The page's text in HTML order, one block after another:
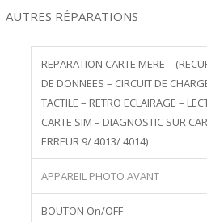
AUTRES RÉPARATIONS
REPARATION CARTE MERE –
DE DONNEES – CIRCUIT DE
TACTILE – RETRO ECLAIRAGE –
CARTE SIM – DIAGNOSTIC SUR
ERREUR 9/ 4013/ 4014)
APPAREIL PHOTO AVANT
BOUTON On/OFF